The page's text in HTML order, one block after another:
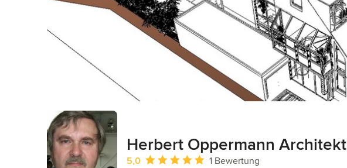
Herbert Oppermann Architekt
Durchschnittliche Bewertung: 5 von 5 Sternen
5,0
1 Bewertung